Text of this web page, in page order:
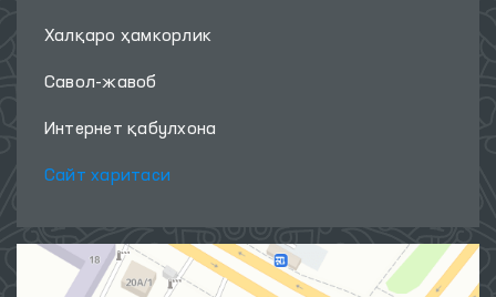
Халқаро ҳамкорлик
Савол-жавоб
Интернет қабулхона
Сайт харитаси